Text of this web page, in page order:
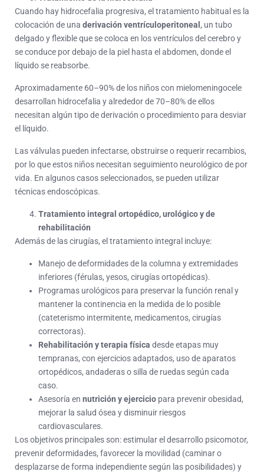
Cuando hay hidrocefalia progresiva, el tratamiento habitual es la
colocación de una derivación ventrículoperitoneal , un tubo
delgado y flexible que se coloca en los ventrículos del cerebro y
se conduce por debajo de la piel hasta el abdomen, donde el
líquido se reabsorbe.
Aproximadamente 60–90% de los niños con mielomeningocele
desarrollan hidrocefalia y alrededor de 70–80% de ellos
necesitan algún tipo de derivación o procedimiento para desviar
el líquido.
Las válvulas pueden infectarse, obstruirse o requerir recambios,
por lo que estos niños necesitan seguimiento neurológico de por
vida. En algunos casos seleccionados, se pueden utilizar
técnicas endoscópicas.
Tratamiento integral ortopédico, urológico y de
rehabilitación
Además de las cirugías, el tratamiento integral incluye:
Manejo de deformidades de la columna y extremidades
inferiores (férulas, yesos, cirugías ortopédicas).
Programas urológicos para preservar la función renal y
mantener la continencia en la medida de lo posible
(cateterismo intermitente, medicamentos, cirugías
correctoras).
Rehabilitación y terapia física desde etapas muy
tempranas, con ejercicios adaptados, uso de aparatos
ortopédicos, andaderas o silla de ruedas según cada
caso.
Asesoría en nutrición y ejercicio para prevenir obesidad,
mejorar la salud ósea y disminuir riesgos
cardiovasculares.
Los objetivos principales son: estimular el desarrollo psicomotor,
prevenir deformidades, favorecer la movilidad (caminar o
desplazarse de forma independiente según las posibilidades) y